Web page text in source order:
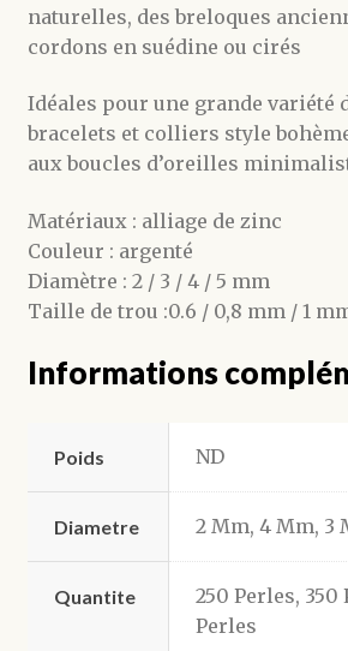
naturelles, des breloques
cordons en suédine ou cirés
Idéales pour une grande variété
bracelets et colliers style
aux boucles d’oreilles
Matériaux : alliage de zinc
Couleur : argenté
Diamètre : 2 / 3 / 4 / 5 mm
Taille de trou :0.6 / 0,8 mm / 1
Informations
Poids ND
Diametre 2 Mm, 4 Mm, 3
Quantite
250 Perles, 350
Perles